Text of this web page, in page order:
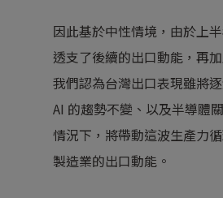
因此基於中性情境，由於上
透支了後續的出口動能，再
我們認為台灣出口表現雖將
AI 的趨勢不變、以及半導體
情況下，將帶動這波生產力
製造業的出口動能。